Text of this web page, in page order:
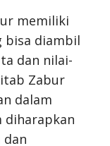
memiliki
bisa diambil
dan nilai-
Zabur
dalam
diharapkan